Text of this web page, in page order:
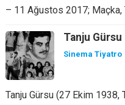
– 11 Ağustos 2017;
Tanju Gürsu
Sinema Tiyatro
Tanju Gürsu (27 Ekim